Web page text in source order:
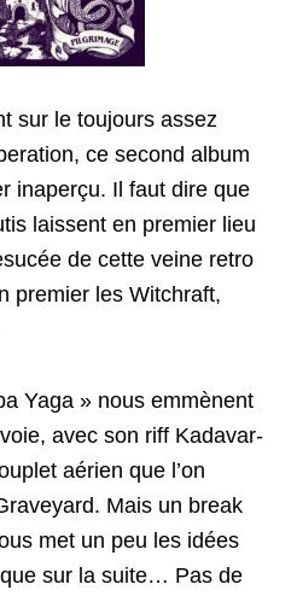
sur le toujours assez
ce second album
inaperçu. Il faut dire que
laissent en premier lieu
de cette veine retro
premier les Witchraft,
Yaga » nous emmènent
avec son riff Kadavar-
aérien que l’on
Mais un break
met un peu les idées
sur la suite… Pas de